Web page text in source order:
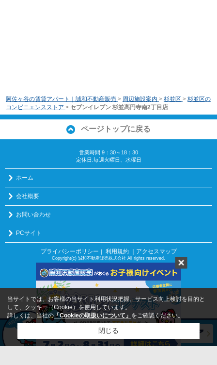
阿佐ヶ谷の賃貸アパート｜誠和不動産販売 > 周辺施設案内 > 杉並区 > 杉並区の
コンビニエンスストア > セブンイレブン 杉並高円寺南2丁目店
ページトップに戻る
営業時間:9：30～18：30
定休日:毎週火曜日、水曜日
ホーム
会社概要
お問い合わせ
PCサイト
プライバシーポリシー ｜ 利用規約 ｜アクセスマップ
Copyright(c) 誠和不動産販売株式会社 All rights reserved.
当サイトでは、お客様の当サイト利用状況把握、サービス向上検討を目的と
して、クッキー（Cookie）を使用しています。
詳しくは、当社の「Cookieの取扱いについて」 をご確認ください。
閉じる